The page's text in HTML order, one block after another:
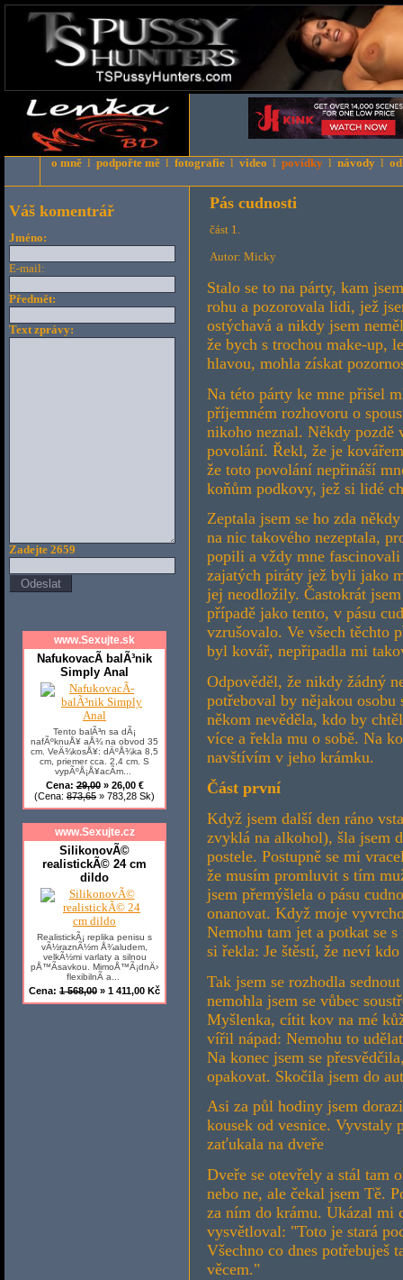
o mně l podpořte mě l fotografie l video l povídky l návody l
Pás cudnosti
část 1.
Autor: Micky
Stalo se to na párty, kam
rohu a pozorovala lidi, jež
ostýchavá a nikdy jsem
že bych s trochou make-up,
hlavou, mohla získat
Na této párty ke mne přišel
příjemném rozhovoru o
nikoho neznal. Někdy pozdě
povolání. Řekl, že je
že toto povolání nepřináší
koňům podkovy, jež si lidé
Zeptala jsem se ho zda
na nic takového nezeptala,
popili a vždy mne
zajatých piráty jež byli jako
jej neodložily. Častokrát
případě jako tento, v pásu
vzrušovalo. Ve všech těchto
byl kovář, nepřipadla mi
Odpověděl, že nikdy žádný
potřeboval by nějakou osobu
někom nevěděla, kdo by
více a řekla mu o sobě. Na
navštívím v jeho krámku.
Část první
Když jsem další den ráno
zvyklá na alkohol), šla jsem
postele. Postupně se mi
že musím promluvit s tím
jsem přemýšlela o pásu
onanovat. Když moje
Nemohu tam jet a potkat se
si řekla: Je štěstí, že neví
Tak jsem se rozhodla
nemohla jsem se vůbec
Myšlenka, cítit kov na mé
vířil nápad: Nemohu to
Na konec jsem se
opakovat. Skočila jsem do
Asi za půl hodiny jsem
kousek od vesnice. Vyvstaly
zaťukala na dveře
Dveře se otevřely a stál tam
nebo ne, ale čekal jsem Tě.
za ním do krámu. Ukázal mi
vysvětloval: "Toto je stará
Všechno co dnes potřebuješ
věcem."
Váš komentrář
Jméno:
E-mail:
Předmět:
Text zprávy:
Zadejte 2659
www.Sexujte.sk
NafukovacÃ­ balÃ³nik
Simply Anal
Tento balÃ³n sa dÃ¡
nafÃºknuÅ¥ aÅ¾ na obvod 35
cm. VeÄ¾kosÅ¥: dÄºÅ¾ka 8,5
cm, priemer cca. 2,4 cm. S
vypÃºÅ¡Å¥acÃ­m...
Cena:29,00» 26,00 €
(Cena: 873,65 » 783,28 Sk)
www.Sexujte.cz
SilikonovÃ©
realistickÃ© 24 cm
dildo
RealistickÃ¡ replika penisu s
vÃ½raznÃ½m Å¾aludem,
velkÃ½mi varlaty a silnou
pÅ™Ã­savkou. MimoÅ™Ã¡dnÄ›
flexibilnÃ­ a...
Cena: 1 568,00 » 1 411,00 Kč